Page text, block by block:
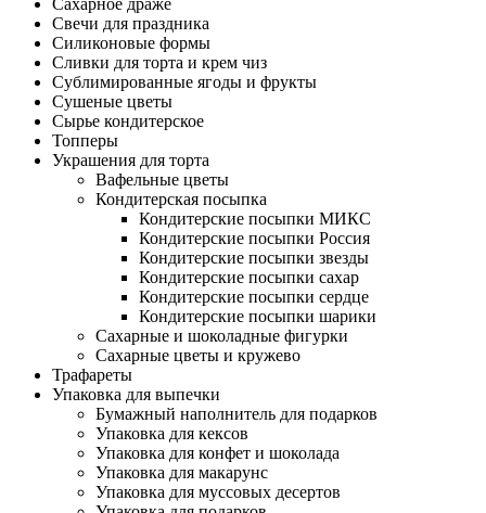
Сахарное драже
Свечи для праздника
Силиконовые формы
Сливки для торта и крем чиз
Сублимированные ягоды и фрукты
Сушеные цветы
Сырье кондитерское
Топперы
Украшения для торта
Вафельные цветы
Кондитерская посыпка
Кондитерские посыпки МИКС
Кондитерские посыпки Россия
Кондитерские посыпки звезды
Кондитерские посыпки сахар
Кондитерские посыпки сердце
Кондитерские посыпки шарики
Сахарные и шоколадные фигурки
Сахарные цветы и кружево
Трафареты
Упаковка для выпечки
Бумажный наполнитель для подарков
Упаковка для кексов
Упаковка для конфет и шоколада
Упаковка для макарунс
Упаковка для муссовых десертов